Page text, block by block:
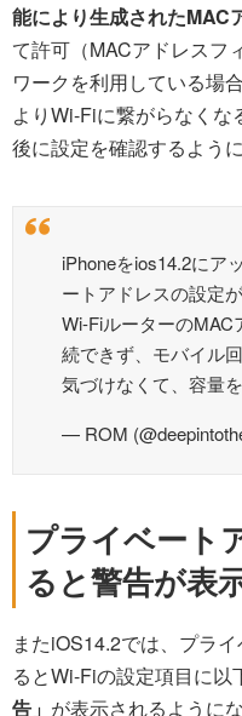
能により生成されたMAC
て許可（MACアドレスフ
ワークを利用している場
よりWi-Fiに繋がらなくな
後に設定を確認するよう
iPhoneをios14.2にア
ートアドレスの設定
Wi-Fiルーターの
続できず、モバイル
気づけなくて、容量
— ROM
プライベート
ると警告が表
またiOS14.2では、プラ
るとWi-Fiの設定項目に以
告」 が表示されるように